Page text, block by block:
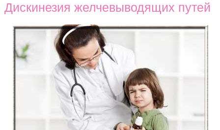
Дискинезия желчевыводящих путей